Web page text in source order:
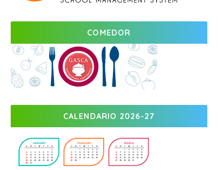
COMEDOR
CALENDARIO 2026-27